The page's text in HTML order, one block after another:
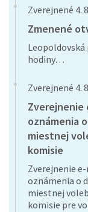
Zverejnené 4.
Zmenené
hodiny…
Zverejnené 4.
Zverejnenie
oznámenia
miestnej
komisie
Zverejnenie
oznámenia o
miestnej
komisie pre